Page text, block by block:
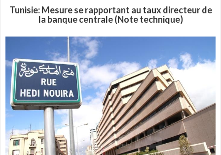
Tunisie: Mesure se rapportant au taux directeur de
la banque centrale (Note technique)